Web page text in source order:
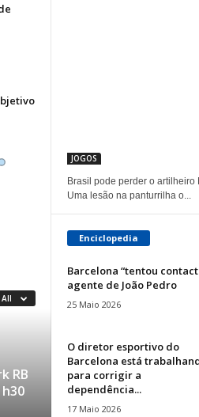
All
RB
JOGOS
Brasil pode perder o
Uma lesão na panturrilha o...
Enciclopedia
Barcelona “tentou
agente de João Pedro
25 Maio 2026
O diretor esportivo do
Barcelona está
para corrigir a
dependência...
17 Maio 2026